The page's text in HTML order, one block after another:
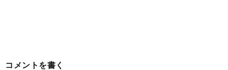
コメントを書く